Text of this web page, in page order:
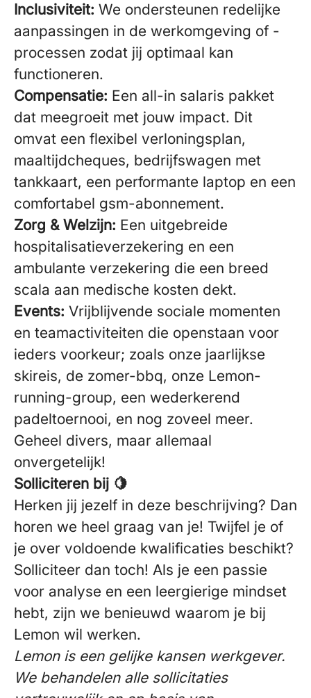
Inclusiviteit: We ondersteunen redelijke
aanpassingen in de werkomgeving of -
processen zodat jij optimaal kan
functioneren.
Compensatie: Een all-in salaris pakket
dat meegroeit met jouw impact. Dit
omvat een flexibel verloningsplan,
maaltijdcheques, bedrijfswagen met
tankkaart, een performante laptop en een
comfortabel gsm-abonnement.
Zorg & Welzijn: Een uitgebreide
hospitalisatieverzekering en een
ambulante verzekering die een breed
scala aan medische kosten dekt.
Events: Vrijblijvende sociale momenten
en teamactiviteiten die openstaan voor
ieders voorkeur; zoals onze jaarlijkse
skireis, de zomer-bbq, onze Lemon-
running-group, een wederkerend
padeltoernooi, en nog zoveel meer.
Geheel divers, maar allemaal
onvergetelijk!
Solliciteren bij 🍋
Herken jij jezelf in deze beschrijving? Dan
horen we heel graag van je! Twijfel je of
je over voldoende kwalificaties beschikt?
Solliciteer dan toch! Als je een passie
voor analyse en een leergierige mindset
hebt, zijn we benieuwd waarom je bij
Lemon wil werken.
Lemon is een gelijke kansen werkgever.
We behandelen alle sollicitaties